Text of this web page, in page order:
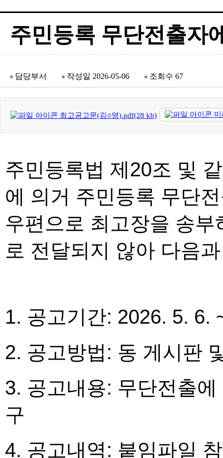
주민등록 무단전출자
담당부서 작성일 2026-05-06 조회수 67
최고공고문(김○영).pdf(28 kb)
주민등록법 제20조 및
에 의거 주민등록 무단
우편으로 최고장을 송
로 전달되지 않아 다음
1. 공고기간: 2026. 5. 6.
2. 공고방법: 동 게시판
3. 공고내용: 무단전출
구
4. 공고내역: 붙임파일